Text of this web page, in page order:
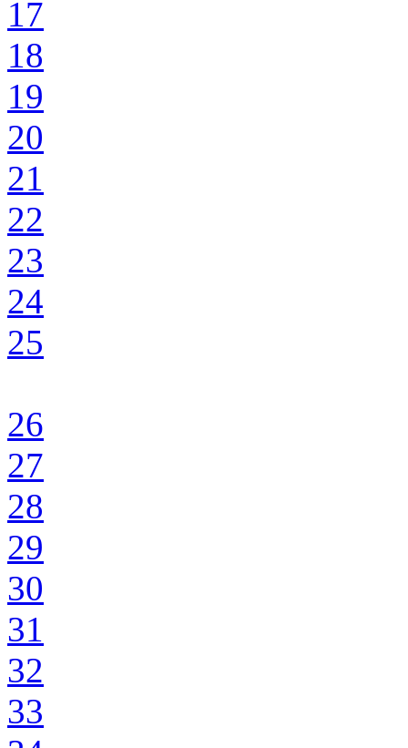
17
18
19
20
21
22
23
24
25
26
27
28
29
30
31
32
33